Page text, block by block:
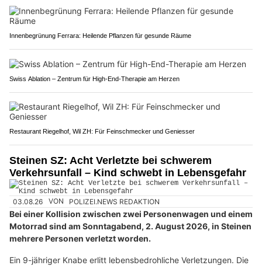
Innenbegrünung Ferrara: Heilende Pflanzen für gesunde Räume
Swiss Ablation – Zentrum für High-End-Therapie am Herzen
Restaurant Riegelhof, Wil ZH: Für Feinschmecker und Geniesser
Steinen SZ: Acht Verletzte bei schwerem
Verkehrsunfall – Kind schwebt in Lebensgefahr
03.08.26 VON POLIZEI.NEWS REDAKTION
Bei einer Kollision zwischen zwei Personenwagen und einem
Motorrad sind am Sonntagabend, 2. August 2026, in Steinen
mehrere Personen verletzt worden.
Ein 9-jähriger Knabe erlitt lebensbedrohliche Verletzungen. Die